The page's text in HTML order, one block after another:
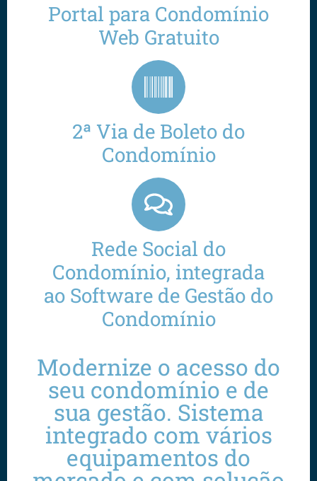
Portal para Condomínio
Web Gratuito
2ª Via de Boleto do
Condomínio
Rede Social do
Condomínio, integrada
ao Software de Gestão do
Condomínio
Modernize o acesso do
seu condomínio e de
sua gestão. Sistema
integrado com vários
equipamentos do